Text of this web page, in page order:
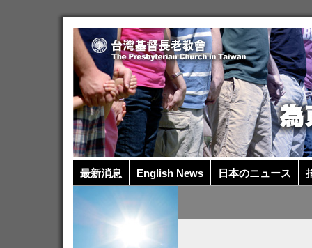
最新消息 English News 日本のニュース